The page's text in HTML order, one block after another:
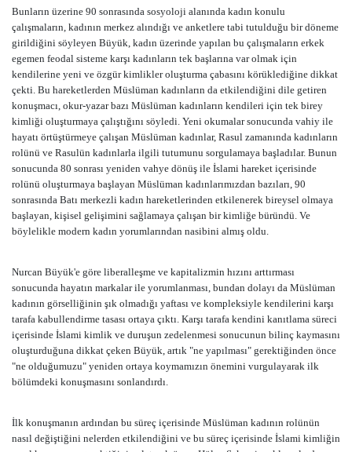
Bunların üzerine 90 sonrasında sosyoloji alanında kadın konulu
çalışmaların, kadının merkez alındığı ve anketlere tabi tutulduğu bir döneme
girildiğini söyleyen Büyük, kadın üzerinde yapılan bu çalışmaların erkek
egemen feodal sisteme karşı kadınların tek başlarına var olmak için
kendilerine yeni ve özgür kimlikler oluşturma çabasını körüklediğine dikkat
çekti. Bu hareketlerden Müslüman kadınların da etkilendiğini dile getiren
konuşmacı, okur-yazar bazı Müslüman kadınların kendileri için tek birey
kimliği oluşturmaya çalıştığını söyledi. Yeni okumalar sonucunda vahiy ile
hayatı örtüştürmeye çalışan Müslüman kadınlar, Rasul zamanında kadınların
rolünü ve Rasulün kadınlarla ilgili tutumunu sorgulamaya başladılar. Bunun
sonucunda 80 sonrası yeniden vahye dönüş ile İslami hareket içerisinde
rolünü oluşturmaya başlayan Müslüman kadınlarımızdan bazıları, 90
sonrasında Batı merkezli kadın hareketlerinden etkilenerek bireysel olmaya
başlayan, kişisel gelişimini sağlamaya çalışan bir kimliğe büründü. Ve
böylelikle modern kadın yorumlarından nasibini almış oldu.
Nurcan Büyük'e göre liberalleşme ve kapitalizmin hızını arttırması
sonucunda hayatın markalar ile yorumlanması, bundan dolayı da Müslüman
kadının görselliğinin şık olmadığı yaftası ve kompleksiyle kendilerini karşı
tarafa kabullendirme tasası ortaya çıktı. Karşı tarafa kendini kanıtlama süreci
içerisinde İslami kimlik ve duruşun zedelenmesi sonucunun bilinç kaymasını
oluşturduğuna dikkat çeken Büyük, artık "ne yapılması" gerektiğinden önce
"ne olduğumuzu" yeniden ortaya koymamızın önemini vurgulayarak ilk
bölümdeki konuşmasını sonlandırdı.
İlk konuşmanın ardından bu süreç içerisinde Müslüman kadının rolünün
nasıl değiştiğini nelerden etkilendiğini ve bu süreç içerisinde İslami kimliğin